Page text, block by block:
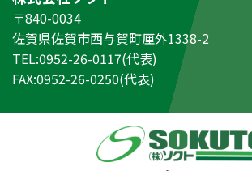
〒840-0034
佐賀県佐賀市西与賀町厘外1338-2
TEL:0952-26-0117(代表)
FAX:0952-26-0250(代表)